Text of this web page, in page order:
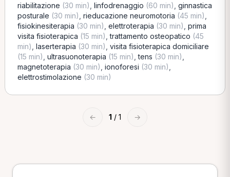
riabilitazione (30 min) linfodrenaggio (60 min) ginnastica
posturale (30 min) rieducazione neuromotoria (45 min)
fisiokinesiterapia (30 min) elettroterapia (30 min) prima
visita fisioterapica (15 min) ,trattamento osteopatico (45
min) laserterapia (30 min) visita fisioterapica domiciliare
(15 min) ultrasuonoterapia (15 min) ,tens (30 min)
magnetoterapia (30 min) ionoforesi (30 min)
elettrostimolazione (30 min)
← 1 / 1 →